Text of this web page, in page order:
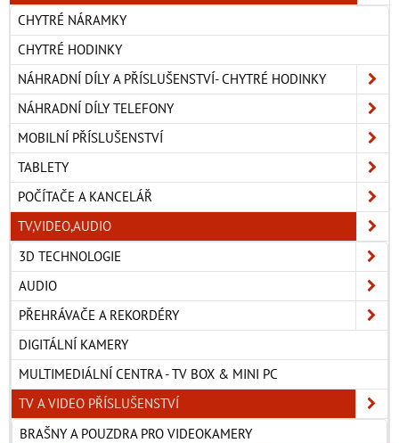
CHYTRÉ NÁRAMKY
CHYTRÉ HODINKY
NÁHRADNÍ DÍLY A PŘÍSLUŠENSTVÍ- CHYTRÉ HODINKY
NÁHRADNÍ DÍLY TELEFONY
MOBILNÍ PŘÍSLUŠENSTVÍ
TABLETY
POČÍTAČE A KANCELÁŘ
TV,VIDEO,AUDIO
3D TECHNOLOGIE
AUDIO
PŘEHRÁVAČE A REKORDÉRY
DIGITÁLNÍ KAMERY
MULTIMEDIÁLNÍ CENTRA - TV BOX & MINI PC
TV A VIDEO PŘÍSLUŠENSTVÍ
BRAŠNY A POUZDRA PRO VIDEOKAMERY